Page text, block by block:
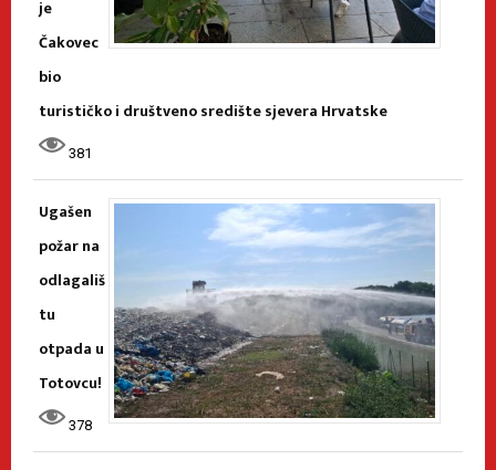
je
Čakovec
bio
turističko i društveno središte sjevera Hrvatske
381
Ugašen
požar na
odlagališ
tu
otpada u
Totovcu!
378